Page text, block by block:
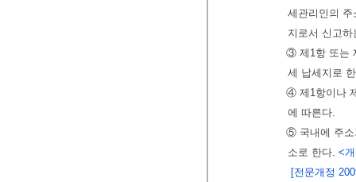
세관리인의
지로서 신고
③ 제1항 또는
세 납세지로
④ 제1항이나
에 따른다.
⑤ 국내에 주소
소로 한다. <
[전문개정